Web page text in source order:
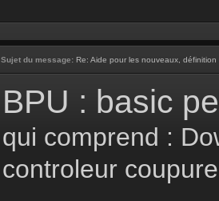
Sujet du message: Re: Aide pour les nouveaux,
BPU : basic
qui comprend :
controleur